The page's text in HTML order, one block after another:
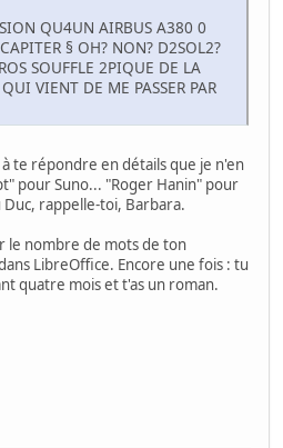
QU4UN AIRBUS A380 0
§ OH? NON? D2SOL2?
SOUFFLE 2PIQUE DE LA
VIENT DE ME PASSER PAR
à te répondre en détails que je n'en
pour Suno... "Roger Hanin" pour
rappelle-toi, Barbara.
le nombre de mots de ton
LibreOffice. Encore une fois : tu
quatre mois et t'as un roman.